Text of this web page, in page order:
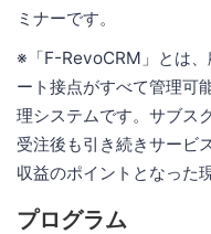
ミナーです。
※「F-RevoCRM」とは
ート接点がすべて管理可
理システムです。サブス
受注後も引き続きサービ
収益のポイントとなった
プログラム